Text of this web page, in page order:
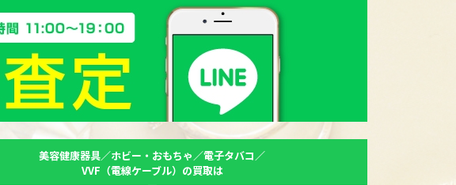
美容健康器具／ホビー・おもちゃ／電子タバコ／
VVF（電線ケーブル）の買取は